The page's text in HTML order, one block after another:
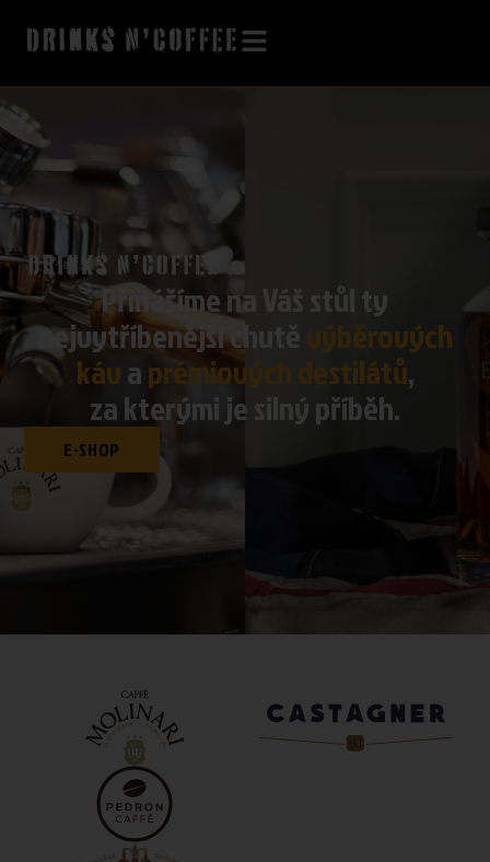
Přinášíme na Váš stůl ty
nejvytříbenější chutě výběrových
kávaprémiových destilátů,
za kterými je silný příběh.
E-SHOP